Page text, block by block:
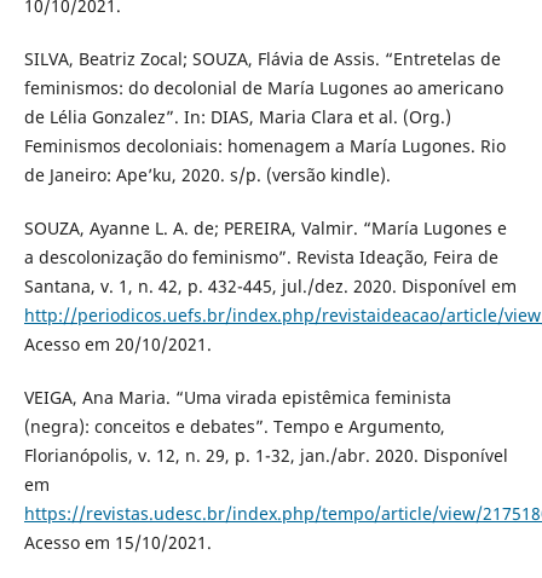
10/10/2021.
SILVA, Beatriz Zocal; SOUZA, Flávia de Assis. “Entretelas de
feminismos: do decolonial de María Lugones ao americano
de Lélia Gonzalez”. In: DIAS, Maria Clara et al. (Org.)
Feminismos decoloniais: homenagem a María Lugones. Rio
de Janeiro: Ape’ku, 2020. s/p. (versão kindle).
SOUZA, Ayanne L. A. de; PEREIRA, Valmir. “María Lugones e
a descolonização do feminismo”. Revista Ideação, Feira de
Santana, v. 1, n. 42, p. 432-445, jul./dez. 2020. Disponível em
http://periodicos.uefs.br/index.php/revistaideacao/article/
Acesso em 20/10/2021.
VEIGA, Ana Maria. “Uma virada epistêmica feminista
(negra): conceitos e debates”. Tempo e Argumento,
Florianópolis, v. 12, n. 29, p. 1-32, jan./abr. 2020. Disponível
em
https://revistas.udesc.br/index.php/tempo/article/view/
Acesso em 15/10/2021.